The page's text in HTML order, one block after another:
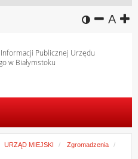
wersja
A
Publicznej Urzędu
w Białymstoku
URZĄD MIEJSKI
Zgromadzenia